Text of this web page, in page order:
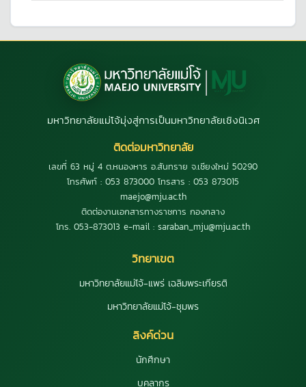
มหาวิทยาลัยแม่โจ้มุ่งสู่การเป็นมหาวิทยาลัยเชิงนิเวศ
ติดต่อมหาวิทยาลัย
เลขที่ 63 หมู่ 4 ต.หนองหาร อ.สันทราย จ.เชียงใหม่ 50290
โทรศัพท์ : 053 873000 โทรสาร : 053 873015
maejo@mju.ac.th
ติดต่องานเอกสารทางราชการ กองกลาง
โทร. 053-873013 e-mail : saraban_mju@mju.ac.th
วิทยาเขต
มหาวิทยาลัยแม่โจ้-แพร่ เฉลิมพระเกียรติ
มหาวิทยาลัยแม่โจ้-ชุมพร
ลิงค์ด่วน
นักศึกษา
บุคลากร